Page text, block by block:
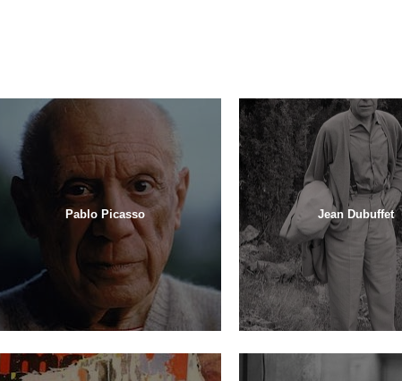
Pablo Picasso Jean Dubuffet